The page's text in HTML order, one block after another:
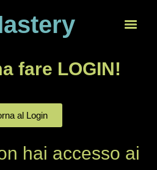
fare LOGIN!
al Login
hai accesso ai